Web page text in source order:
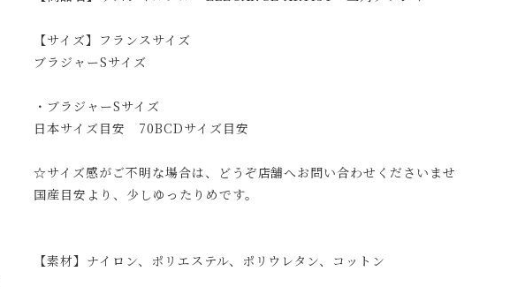
【サイズ】フランスサイズ
ブラジャーSサイズ
・ブラジャーSサイズ
日本サイズ目安 70BCDサイズ目安
☆サイズ感がご不明な場合は、どうぞ店舗へお問い合わせくださいませ
国産目安より、少しゆったりめです。
【素材】ナイロン、ポリエステル、ポリウレタン、コットン